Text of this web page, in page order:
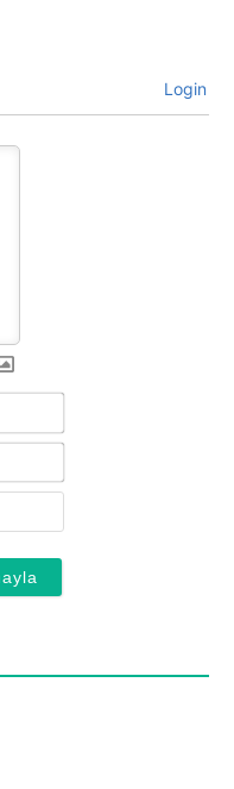
Login
Ad:*
E-